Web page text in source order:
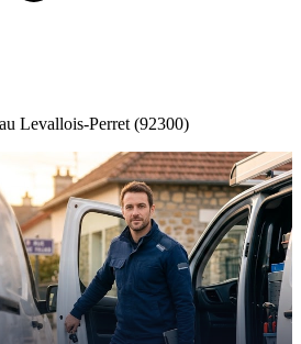
Levallois-Perret (92300)